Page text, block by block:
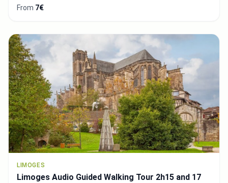
From 7€
LIMOGES
Limoges Audio Guided Walking Tour 2h15 and 17